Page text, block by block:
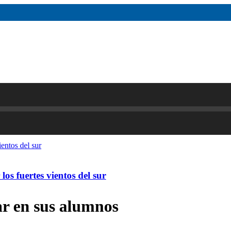
fuertes vientos del sur
en sus alumnos